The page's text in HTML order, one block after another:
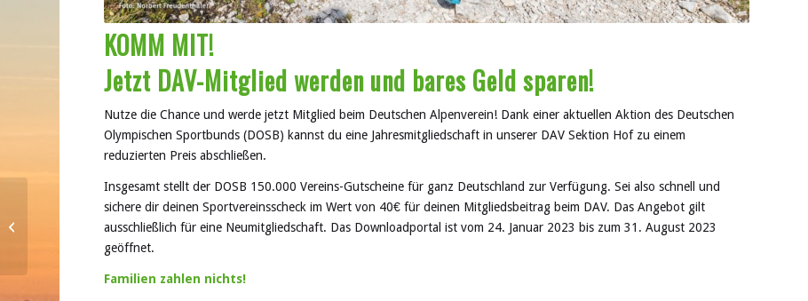
KOMM MIT!
Jetzt DAV-Mitglied werden und bares Geld sparen!
Nutze die Chance und werde jetzt Mitglied beim Deutschen Alpenverein! Dank einer aktuellen Aktion des Deutschen
Olympischen Sportbunds (DOSB) kannst du eine Jahresmitgliedschaft in unserer DAV Sektion Hof zu einem
reduzierten Preis abschließen.
Insgesamt stellt der DOSB 150.000 Vereins-Gutscheine für ganz Deutschland zur Verfügung. Sei also schnell und
sichere dir deinen Sportvereinsscheck im Wert von 40€ für deinen Mitgliedsbeitrag beim DAV. Das Angebot gilt
ausschließlich für eine Neumitgliedschaft. Das Downloadportal ist vom 24. Januar 2023 bis zum 31. August 2023
geöffnet.
Familien zahlen nichts!
Familienklettern in Selb